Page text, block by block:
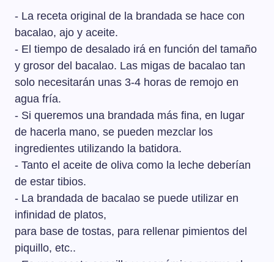
o 3 dedos de grosor necesitarán 2 o 3 días
respectivamente para que estén en su punto. Puedes
ver aquí con más detalle el proceso decómo desalar el
- La receta original de la brandada se hace con
bacalao, ajo y aceite.
- El tiempo de desalado irá en función del tamaño
y grosor del bacalao. Las migas de bacalao tan
solo necesitarán unas 3-4 horas de remojo en
agua fría.
- Si queremos una brandada más fina, en lugar
de hacerla mano, se pueden mezclar los
ingredientes utilizando la batidora.
- Tanto el aceite de oliva como la leche deberían
de estar tibios.
- La brandada de bacalao se puede utilizar en
infinidad de platos,
para base de tostas, para rellenar pimientos del
piquillo, etc..